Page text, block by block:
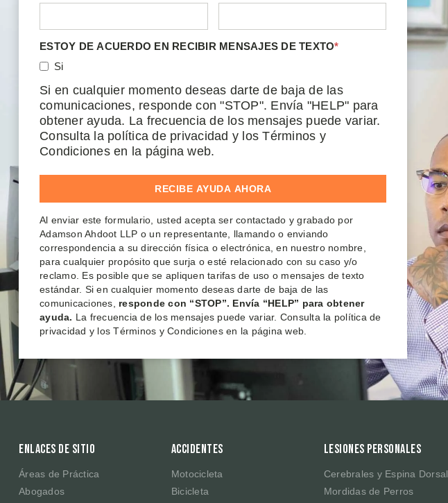
ESTOY DE ACUERDO EN RECIBIR MENSAJES DE TEXTO*
Si
Si en cualquier momento deseas darte de baja de las
comunicaciones, responde con "STOP". Envía "HELP" para
obtener ayuda. La frecuencia de los mensajes puede variar.
Consulta la política de privacidad y los Términos y
Condiciones en la página web.
Al enviar este formulario, usted acepta ser contactado y grabado por
Adamson Ahdoot LLP o un representante, llamando o enviando
correspondencia a su dirección física o electrónica, en nuestro nombre,
para cualquier propósito que surja o esté relacionado con su caso y/o
reclamo. Es posible que se apliquen tarifas de uso o mensajes de texto
estándar. Si en cualquier momento deseas darte de baja de las
comunicaciones, responde con “STOP”. Envía “HELP” para obtener
ayuda. La frecuencia de los mensajes puede variar. Consulta la política de
privacidad y los Términos y Condiciones en la página web.
Enlaces de sitio
Áreas de Práctica
Abogados
Accidentes
Motocicleta
Bicicleta
Lesiones Personales
Cerebrales y Espina Dorsal
Mordidas de Perros